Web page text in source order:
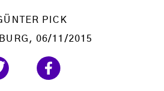
PICK
, 06/11/2015